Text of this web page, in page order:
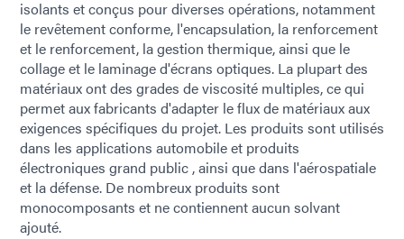
isolants et conçus pour diverses opérations, notamment
le revêtement conforme, l'encapsulation, la renforcement
et le renforcement, la gestion thermique, ainsi que le
collage et le laminage d'écrans optiques. La plupart des
matériaux ont des grades de viscosité multiples, ce qui
permet aux fabricants d'adapter le flux de matériaux aux
exigences spécifiques du projet. Les produits sont utilisés
dans les applications automobile et produits
électroniques grand public , ainsi que dans l'aérospatiale
et la défense. De nombreux produits sont
monocomposants et ne contiennent aucun solvant
ajouté.